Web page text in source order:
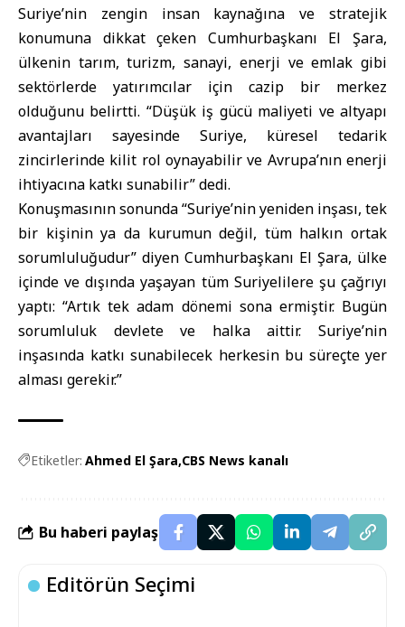
Suriye’nin zengin insan kaynağına ve stratejik
konumuna dikkat çeken Cumhurbaşkanı El Şara,
ülkenin tarım, turizm, sanayi, enerji ve emlak gibi
sektörlerde yatırımcılar için cazip bir merkez
olduğunu belirtti. “Düşük iş gücü maliyeti ve altyapı
avantajları sayesinde Suriye, küresel tedarik
zincirlerinde kilit rol oynayabilir ve Avrupa’nın enerji
ihtiyacına katkı sunabilir” dedi.
Konuşmasının sonunda “Suriye’nin yeniden inşası, tek
bir kişinin ya da kurumun değil, tüm halkın ortak
sorumluluğudur” diyen Cumhurbaşkanı El Şara, ülke
içinde ve dışında yaşayan tüm Suriyelilere şu çağrıyı
yaptı: “Artık tek adam dönemi sona ermiştir. Bugün
sorumluluk devlete ve halka aittir. Suriye’nin
inşasında katkı sunabilecek herkesin bu süreçte yer
alması gerekir.”
Etiketler: Ahmed El Şara CBS News kanalı
Bu haberi paylaş
Editörün Seçimi